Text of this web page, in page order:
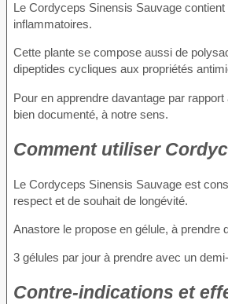
Le Cordyceps Sinensis Sauvage
inflammatoires.
Cette plante se compose aussi de
dipeptides cycliques aux propriétés
Pour en apprendre davantage par
bien documenté, à notre sens.
Comment utiliser
Le Cordyceps Sinensis Sauvage est
respect et de souhait de longévité.
Anastore le propose en gélule, à prendre
3 gélules par jour à prendre avec un
Contre-indications et